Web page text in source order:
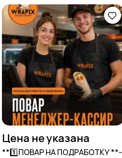
Цена не указана
**1️⃣ПОВАР НА ПОДРАБОТКУ **-